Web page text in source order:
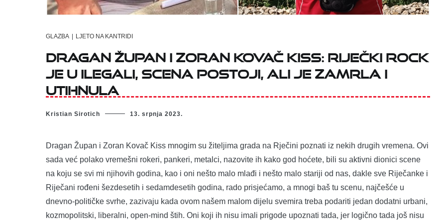
GLAZBA LJETO NA KANTRIDI
Dragan Župan i Zoran Kovač Kiss: Riječki rock
je u ilegali, scena postoji, ali je zamrla i
utihnula
Kristian Sirotich 13. srpnja 2023.
Dragan Župan i Zoran Kovač Kiss mnogim su žiteljima grada na Rječini poznati iz nekih drugih vremena. Ovi
sada već polako vremešni rokeri, pankeri, metalci, nazovite ih kako god hoćete, bili su aktivni dionici scene
na koju se svi mi njihovih godina, kao i oni nešto malo mlađi i nešto malo stariji od nas, dakle sve Riječanke i
Riječani rođeni šezdesetih i sedamdesetih godina, rado prisjećamo, a mnogi baš tu scenu, najčešće u
dnevno-političke svrhe, zazivaju kada ovom našem malom dijelu svemira treba podariti jedan dodatni urbani,
kozmopolitski, liberalni, open-mind štih. Oni koji ih nisu imali prigode upoznati tada, jer logično tada još nisu